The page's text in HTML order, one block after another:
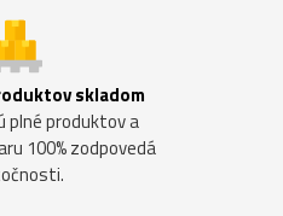
skladom
plné produktov a
100% zodpovedá